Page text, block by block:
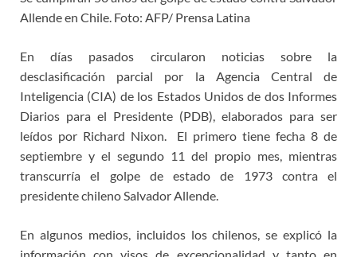
Allende en Chile. Foto: AFP/ Prensa Latina
En días pasados circularon noticias sobre la
desclasificación parcial por la Agencia Central de
Inteligencia (CIA) de los Estados Unidos de dos Informes
Diarios para el Presidente (PDB), elaborados para ser
leídos por Richard Nixon. El primero tiene fecha 8 de
septiembre y el segundo 11 del propio mes, mientras
transcurría el golpe de estado de 1973 contra el
presidente chileno Salvador Allende.
En algunos medios, incluidos los chilenos, se explicó la